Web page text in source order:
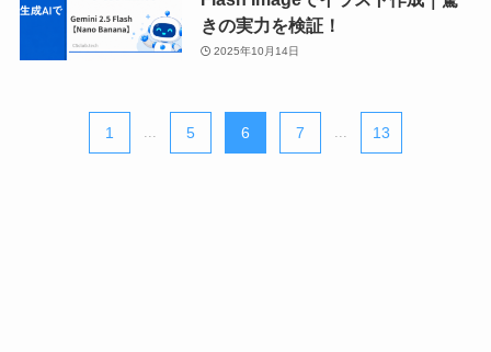
きの実力を検証！
2025年10月14日
1 ... 5 6 7 ... 13